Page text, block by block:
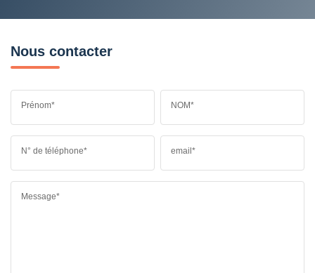
Nous contacter
Prénom* NOM*
N° de téléphone* email*
Message*